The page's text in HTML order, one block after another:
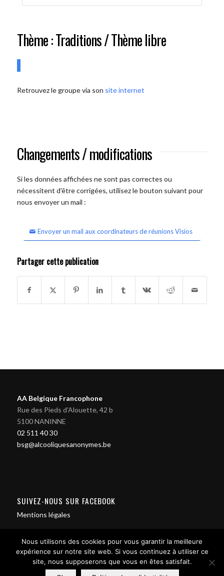
Thème : Traditions / Thème libre
Retrouvez le groupe via son site internet
Changements / modifications
Si les données affichées ne sont pas correctes ou
nécessitent d'être corrigées, utilisez le bouton suivant pour
nous envoyer un mail :
Envoyer un mail aux coordinateurs de réunions Visios
Partager cette publication
AA Belgique Francophone
Rue des Pieds d'Alouette, 42 b
5100 NANINNE
02 511 40 30
bsg@alcooliquesanonymes.be
SUIVEZ-NOUS SUR FACEBOOK
Mentions légales
Nous utilisons des cookies pour vous garantir la meilleure
expérience sur notre site web. Si vous continuez à utiliser ce
site, nous supposerons que vous en êtes satisfait.
Contact us